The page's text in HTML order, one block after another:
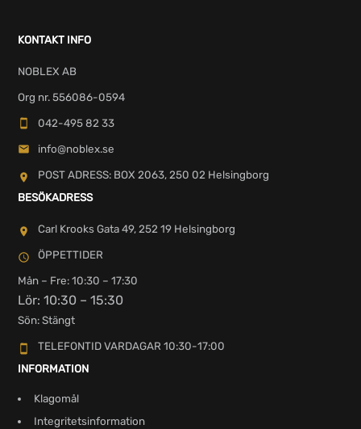
KONTAKT INFO
NOBLEX AB
Org nr. 556086-0594
042-495 82 33
info@noblex.se
POST ADRESS: BOX 2063, 250 02 Helsingborg
BESÖKADRESS
Carl Krooks Gata 49, 252 19 Helsingborg
ÖPPETTIDER
Mån – Fre: 10:30 – 17:30
Lör: 10:30 – 15:30
Sön: Stängt
TELEFONTID VARDAGAR 10:30-17:00
INFORMATION
Klagomål
Integritetsinformation